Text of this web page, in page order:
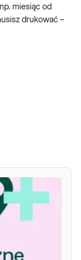
miesiąc od
drukować –